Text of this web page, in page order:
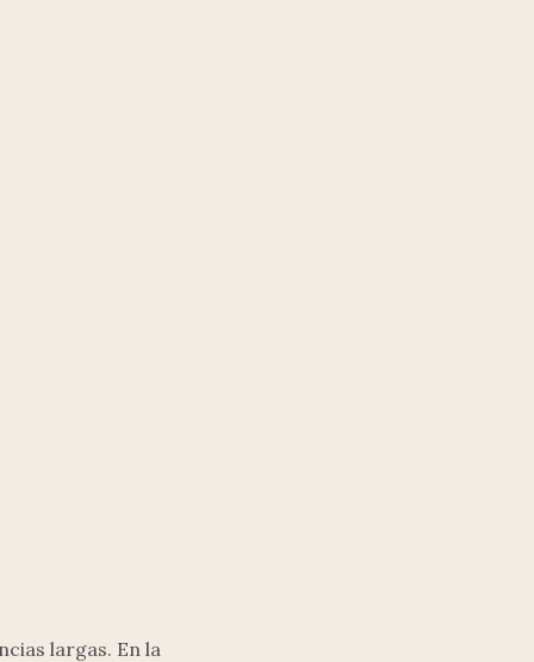
largas. En la